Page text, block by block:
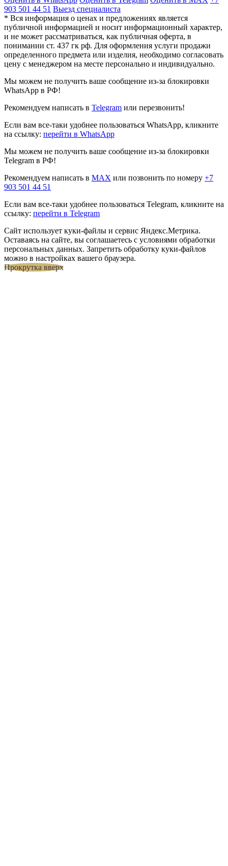
903 501 44 51 Выезд специалиста
* Вся информация о ценах и предложениях является
публичной информацией и носит информационный характер,
и не может рассматриваться, как публичная оферта, в
понимании ст. 437 гк рф. Для оформления услуги продажи
определенного предмета или изделия, необходимо согласовать
цену с менеджером на месте персонально и индивидуально.
Мы можем не получить ваше сообщение из-за блокировки
WhatsApp в РФ!
Рекомендуем написать в Telegram или перезвонить!
Если вам все-таки удобнее пользоваться WhatsApp, кликните
на ссылку: перейти в WhatsApp
Мы можем не получить ваше сообщение из-за блокировки
Telegram в РФ!
Рекомендуем написать в MAX или позвонить по номеру +7
903 501 44 51
Если вам все-таки удобнее пользоваться Telegram, кликните на
ссылку: перейти в Telegram
Сайт использует куки-файлы и сервис Яндекс.Метрика.
Оставаясь на сайте, вы соглашаетесь с условиями обработки
персональных данных. Запретить обработку куки-файлов
можно в настройках вашего браузера.
Прокрутка вверх